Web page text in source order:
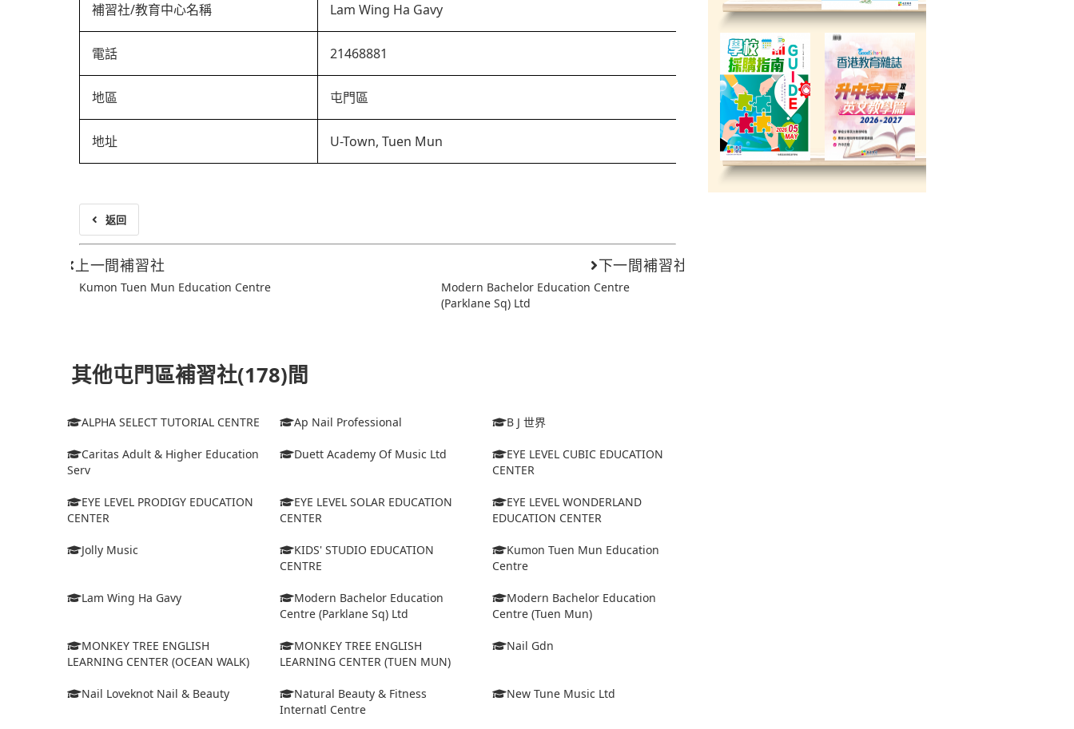
補習社/教育中心名稱 Lam Wing Ha Gavy
電話 21468881
地區 屯門區
地址 U-Town, Tuen Mun
返回
上一間補習社
Kumon Tuen Mun Education Centre
下一間補習社
Modern Bachelor Education Centre
(Parklane Sq) Ltd
其他屯門區補習社(178)間
ALPHA SELECT TUTORIAL CENTRE Ap Nail Professional B J 世界
Caritas Adult & Higher Education
Serv
Duett Academy Of Music Ltd
EYE LEVEL CUBIC EDUCATION
CENTER
EYE LEVEL PRODIGY EDUCATION
CENTER
EYE LEVEL SOLAR EDUCATION
CENTER
EYE LEVEL WONDERLAND
EDUCATION CENTER
Jolly Music
KIDS' STUDIO EDUCATION
CENTRE
Kumon Tuen Mun Education
Centre
Lam Wing Ha Gavy
Modern Bachelor Education
Centre (Parklane Sq) Ltd
Modern Bachelor Education
Centre (Tuen Mun)
MONKEY TREE ENGLISH
LEARNING CENTER (OCEAN WALK)
MONKEY TREE ENGLISH
LEARNING CENTER (TUEN MUN)
Nail Gdn
Nail Loveknot Nail & Beauty
Natural Beauty & Fitness
Internatl Centre
New Tune Music Ltd